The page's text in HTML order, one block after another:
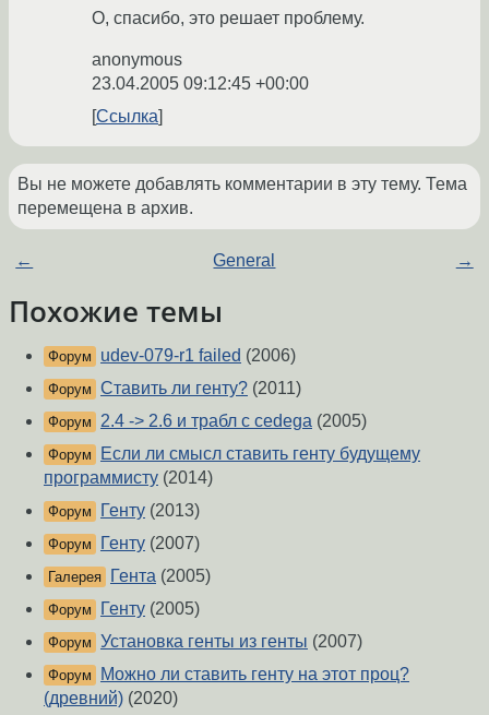
О, спасибо, это решает проблему.
anonymous
23.04.2005 09:12:45 +00:00
Ссылка
Вы не можете добавлять комментарии в эту тему. Тема
перемещена в архив.
← General →
Похожие темы
Форум udev-079-r1 failed (2006)
Форум Ставить ли генту? (2011)
Форум 2.4 -> 2.6 и трабл с cedega (2005)
Форум
Если ли смысл ставить генту будущему
программисту (2014)
Форум Генту (2013)
Форум Генту (2007)
Галерея Гента (2005)
Форум Генту (2005)
Форум Установка генты из генты (2007)
Форум
Можно ли ставить генту на этот проц?
(древний) (2020)